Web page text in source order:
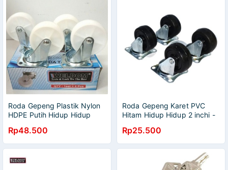
Roda Gepeng Plastik Nylon
HDPE Putih Hidup Hidup
Rp48.500
Roda Gepeng Karet PVC
Hitam Hidup Hidup 2 inchi -
Rp25.500